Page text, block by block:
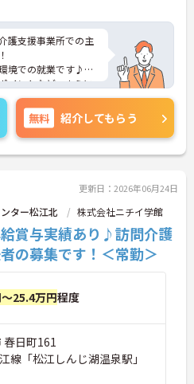
護支援事業所での主
境での就業です♪
イントなど、さらに
気軽にご相談くださ
無料 紹介してもらう
更新日：2026年06月24日
ター松江北 株式会社ニチイ学館
給賞与実績あり♪訪問介護
の募集です！＜常勤＞
25.4万円程度
春日町161
線「松江しんじ湖温泉駅」